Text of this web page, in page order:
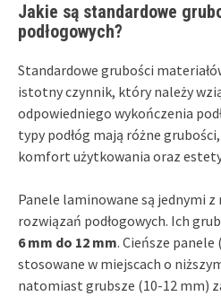
Jakie są standardowe
podłogowych?
Standardowe grubości
istotny czynnik, który należy
odpowiedniego wykończenia
typy podłóg mają różne
komfort użytkowania oraz
Panele laminowane są jednymi
rozwiązań podłogowych. Ich
6 mm do 12 mm. Cieńsze panele
stosowane w miejscach o
natomiast grubsze (10-12 mm)